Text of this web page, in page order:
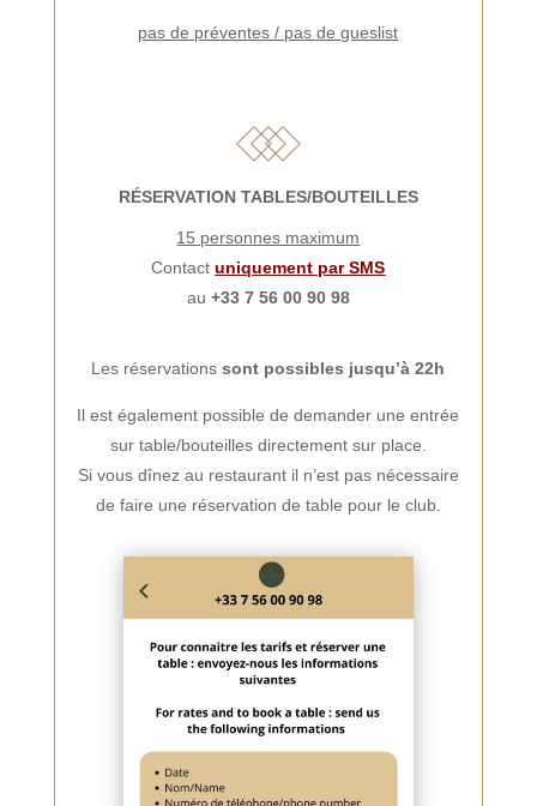
pas de préventes / pas de gueslist
RÉSERVATION TABLES/BOUTEILLES
15 personnes maximum
Contact uniquement par SMS
au +33 7 56 00 90 98
Les réservationssont possibles jusqu’à 22h
Il est également possible de demander une entrée
sur table/bouteilles directement sur place.
Si vous dînez au restaurant il n’est pas nécessaire
de faire une réservation de table pour le club.